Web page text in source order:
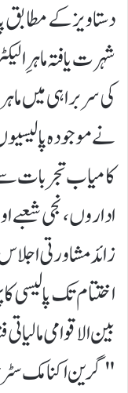
دستاویز کے مطابق
شہرت یافتہ ماہرِ
کی سربراہی میں
نے موجودہ
کامیاب تجربات سے
اختتام تک پالیسی
بین الاقوامی
"گرین اکنامک